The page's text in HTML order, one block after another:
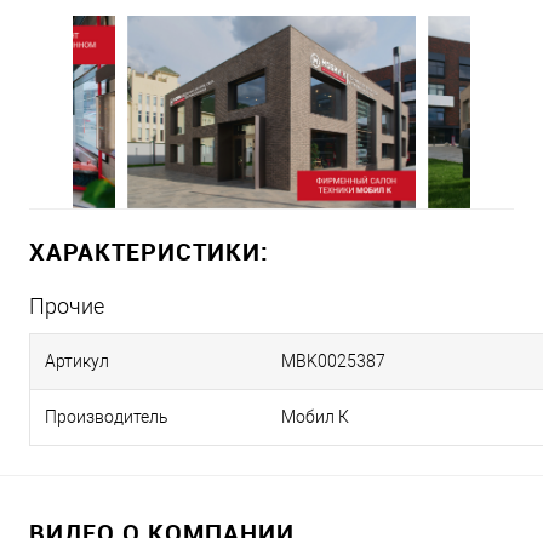
ХАРАКТЕРИСТИКИ:
Прочие
Артикул MBK0025387
Производитель Мобил К